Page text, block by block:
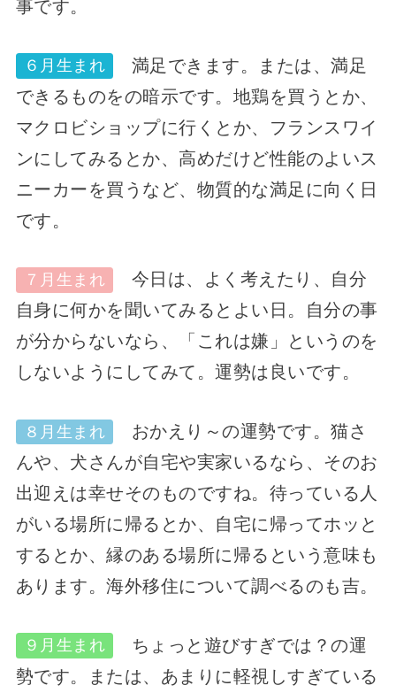
事です。
６月生まれ
満足できます。または、満足
できるものをの暗示です。地鶏を買うとか、
マクロビショップに行くとか、フランスワイ
ンにしてみるとか、高めだけど性能のよいス
ニーカーを買うなど、物質的な満足に向く日
です。
７月生まれ
今日は、よく考えたり、自分
自身に何かを聞いてみるとよい日。自分の事
が分からないなら、「これは嫌」というのを
しないようにしてみて。運勢は良いです。
８月生まれ
おかえり～の運勢です。猫さ
んや、犬さんが自宅や実家いるなら、そのお
出迎えは幸せそのものですね。待っている人
がいる場所に帰るとか、自宅に帰ってホッと
するとか、縁のある場所に帰るという意味も
あります。海外移住について調べるのも吉。
９月生まれ
ちょっと遊びすぎでは？の運
勢です。または、あまりに軽視しすぎている